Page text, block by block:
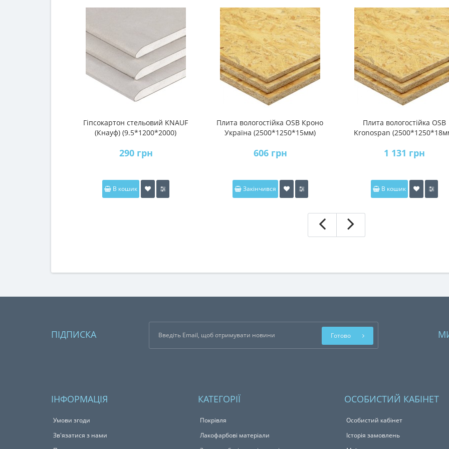
Гіпсокартон стельовий KNAUF
(Кнауф) (9.5*1200*2000)
290 грн
В кошик
Плита вологостійка OSB Кроно
Україна (2500*1250*15мм)
606 грн
Закінчився
Плита вологостійка OSB
Kronospan
1 131 грн
В кошик
ПІДПИСКА Готово
ІНФОРМАЦІЯ
Умови згоди
Зв'язатися з нами
КАТЕГОРІЇ
Покрівля
Лакофарбові матеріали
ОСОБИСТИЙ КАБІНЕТ
Особистий кабінет
Історія замовлень